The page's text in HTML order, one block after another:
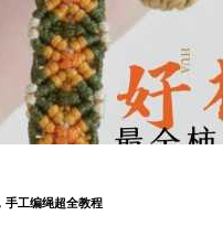
手工编绳超全教程